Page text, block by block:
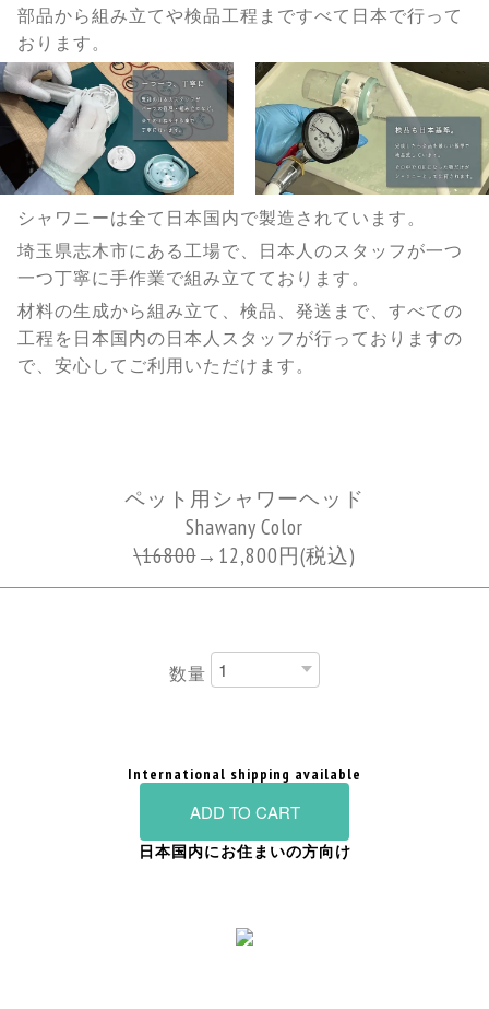
部品から組み立てや検品工程まですべて日本で行って
おります。
シャワニーは全て日本国内で製造されています。
埼玉県志木市にある工場で、日本人のスタッフが一つ
一つ丁寧に手作業で組み立てております。
材料の生成から組み立て、検品、発送まで、すべての
工程を日本国内の日本人スタッフが行っておりますの
で、安心してご利用いただけます。
ペット用シャワーヘッド
Shawany Color
\16800→ 12,800円(税込)
数量
International shipping available
ADD TO CART
日本国内にお住まいの方向け